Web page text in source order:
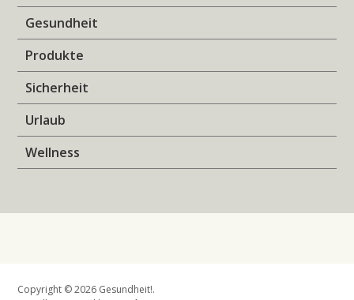
Gesundheit
Produkte
Sicherheit
Urlaub
Wellness
Copyright © 2026 Gesundheit!.